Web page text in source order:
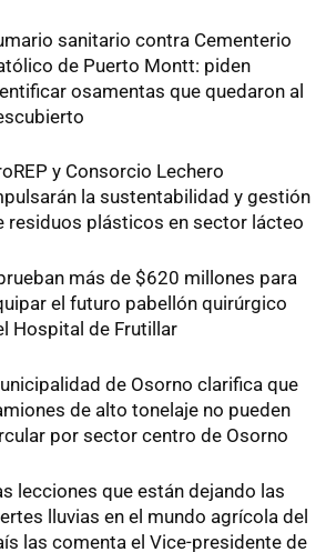
sanitario contra Cementerio
de Puerto Montt: piden
osamentas que quedaron al
y Consorcio Lechero
la sustentabilidad y gestión
residuos plásticos en sector lácteo
más de $620 millones para
el futuro pabellón quirúrgico
Hospital de Frutillar
de Osorno clarifica que
de alto tonelaje no pueden
por sector centro de Osorno
lecciones que están dejando las
lluvias en el mundo agrícola del
las comenta el Vice-presidente de